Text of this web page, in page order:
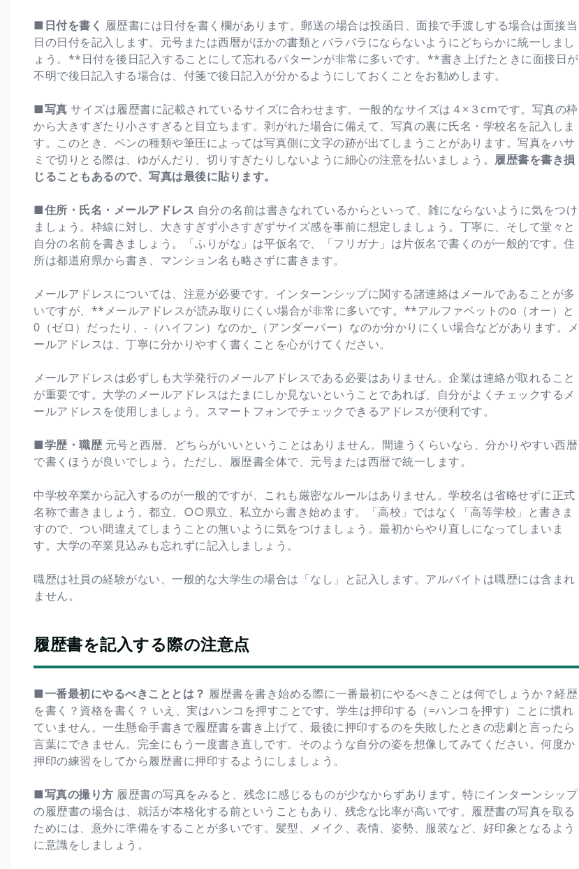
■日付を書く 履歴書には日付を書く欄があります。郵送の場合は投函日、面接で手渡しする場合は面接当
日の日付を記入します。元号または西暦がほかの書類とバラバラにならないようにどちらかに統一しまし
ょう。**日付を後日記入することにして忘れるパターンが非常に多いです。**書き上げたときに面接日が
不明で後日記入する場合は、付箋で後日記入が分かるようにしておくことをお勧めします。
■写真 サイズは履歴書に記載されているサイズに合わせます。一般的なサイズは４×３cmです。写真の枠
から大きすぎたり小さすぎると目立ちます。剥がれた場合に備えて、写真の裏に氏名・学校名を記入しま
す。このとき、ペンの種類や筆圧によっては写真側に文字の跡が出てしまうことがあります。写真をハサ
ミで切りとる際は、ゆがんだり、切りすぎたりしないように細心の注意を払いましょう。 履歴書を書き損
じることもあるので、写真は最後に貼ります。
■住所・氏名・メールアドレス 自分の名前は書きなれているからといって、雑にならないように気をつけ
ましょう。枠線に対し、大きすぎず小さすぎずサイズ感を事前に想定しましょう。丁寧に、そして堂々と
自分の名前を書きましょう。「ふりがな」は平仮名で、「フリガナ」は片仮名で書くのが一般的です。住
所は都道府県から書き、マンション名も略さずに書きます。
メールアドレスについては、注意が必要です。インターンシップに関する諸連絡はメールであることが多
いですが、**メールアドレスが読み取りにくい場合が非常に多いです。**アルファベットのo（オー）と
0（ゼロ）だったり、-（ハイフン）なのか_（アンダーバー）なのか分かりにくい場合などがあります。メ
ールアドレスは、丁寧に分かりやすく書くことを心がけてください。
メールアドレスは必ずしも大学発行のメールアドレスである必要はありません。企業は連絡が取れること
が重要です。大学のメールアドレスはたまにしか見ないということであれば、自分がよくチェックするメ
ールアドレスを使用しましょう。スマートフォンでチェックできるアドレスが便利です。
■学歴・職歴 元号と西暦、どちらがいいということはありません。間違うくらいなら、分かりやすい西暦
で書くほうが良いでしょう。ただし、履歴書全体で、元号または西暦で統一します。
中学校卒業から記入するのが一般的ですが、これも厳密なルールはありません。学校名は省略せずに正式
名称で書きましょう。都立、○○県立、私立から書き始めます。「高校」ではなく「高等学校」と書きま
すので、つい間違えてしまうことの無いように気をつけましょう。最初からやり直しになってしまいま
す。大学の卒業見込みも忘れずに記入しましょう。
職歴は社員の経験がない、一般的な大学生の場合は「なし」と記入します。アルバイトは職歴には含まれ
ません。
履歴書を記入する際の注意点
■一番最初にやるべきこととは？ 履歴書を書き始める際に一番最初にやるべきことは何でしょうか？経歴
を書く？資格を書く？ いえ、実はハンコを押すことです。学生は押印する（=ハンコを押す）ことに慣れ
ていません。一生懸命手書きで履歴書を書き上げて、最後に押印するのを失敗したときの悲劇と言ったら
言葉にできません。完全にもう一度書き直しです。そのような自分の姿を想像してみてください。何度か
押印の練習をしてから履歴書に押印するようにしましょう。
■写真の撮り方 履歴書の写真をみると、残念に感じるものが少なからずあります。特にインターンシップ
の履歴書の場合は、就活が本格化する前ということもあり、残念な比率が高いです。履歴書の写真を取る
ためには、意外に準備をすることが多いです。髪型、メイク、表情、姿勢、服装など、好印象となるよう
に意識をしましょう。